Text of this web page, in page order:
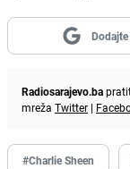
Radiosarajevo.ba
mreža Twitter |
#Charlie Sheen